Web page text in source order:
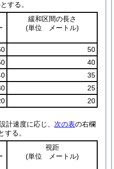
する。
緩和区間の長さ
(単位 メートル)
50
40
35
25
20
計速度に応じ、 次の表の右欄
する。
視距
(単位 メートル)